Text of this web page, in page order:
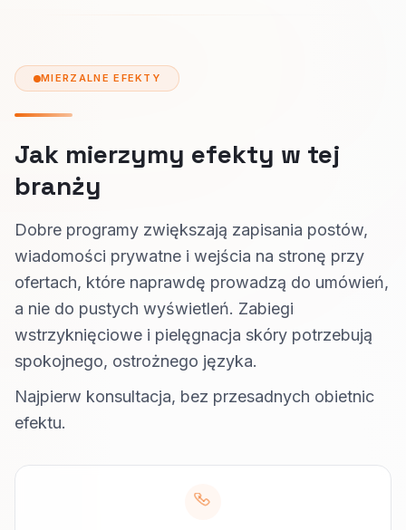
MIERZALNE EFEKTY
Jak mierzymy efekty w tej
branży
Dobre programy zwiększają zapisania postów,
wiadomości prywatne i wejścia na stronę przy
ofertach, które naprawdę prowadzą do umówień,
a nie do pustych wyświetleń. Zabiegi
wstrzyknięciowe i pielęgnacja skóry potrzebują
spokojnego, ostrożnego języka.
Najpierw konsultacja, bez przesadnych obietnic
efektu.